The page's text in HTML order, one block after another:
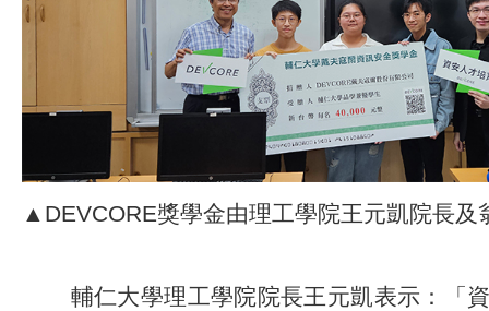
▲DEVCORE獎學金由理工學院王元凱院長及
輔仁大學理工學院院長王元凱表示：「資